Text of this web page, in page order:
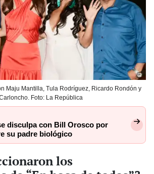
Maju Mantilla, Tula Rodríguez, Ricardo Rondón y
Foto: La República
disculpa con Bill Orosco por
su padre biológico
los